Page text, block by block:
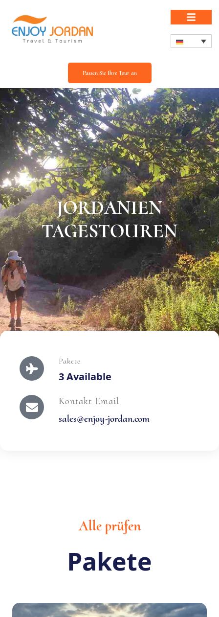
Passen Sie Ihre Tour an
JORDANIEN
TAGESTOUREN
Pakete
3 Available
Kontakt Email
sales@enjoy-jordan.com
Alle prüfen
Pakete